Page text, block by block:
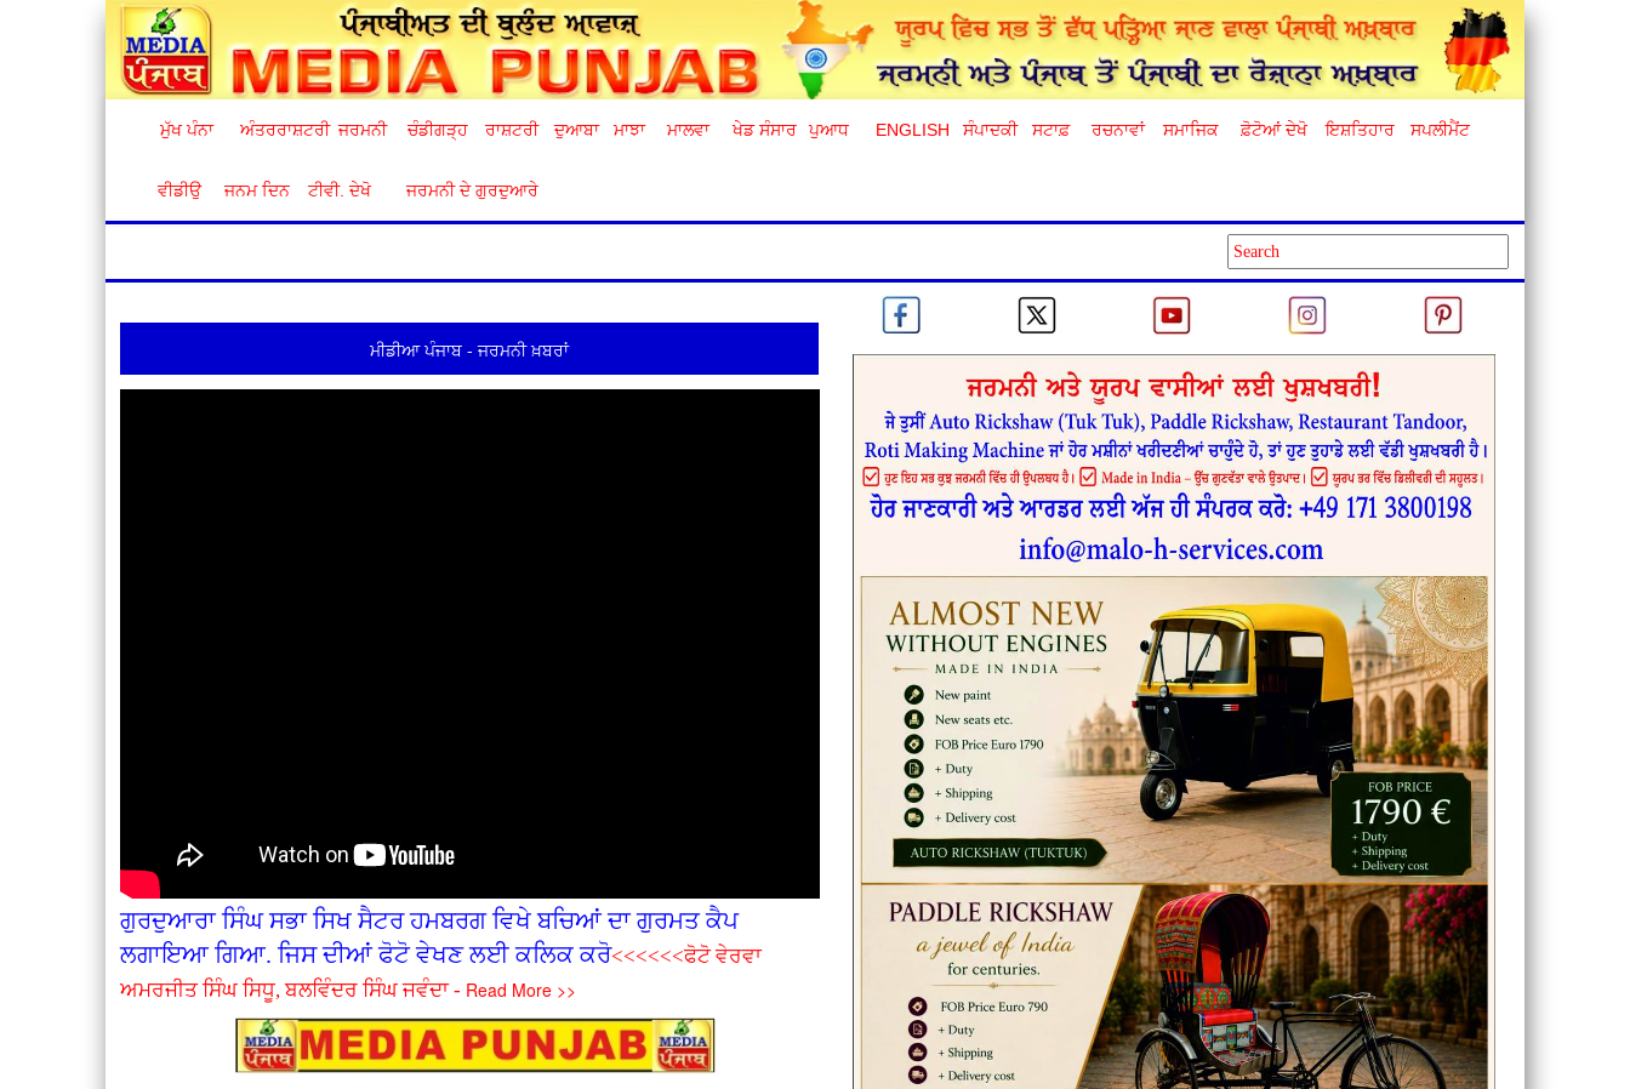
ਮੁੱਖ ਪੰਨਾ ਅੰਤਰਰਾਸ਼ਟਰੀ ਜਰਮਨੀ ਚੰਡੀਗੜ੍ਹ ਰਾਸ਼ਟਰੀ ਦੁਆਬਾ ਮਾਝਾ ਮਾਲਵਾ ਖੇਡ ਸੰਸਾਰ ਪੁਆਧ ENGLISH ਸੰਪਾਦਕੀ ਸਟਾਫ਼ ਰਚਨਾਵਾਂ ਸਮਾਜਿਕ ਫ਼ੋਟੋਆਂ ਦੇਖੋ ਇਸ਼ਤਿਹਾਰ ਸਪਲੀਮੈਂਟ
ਵੀਡੀਉ ਜਨਮ ਦਿਨ ਟੀਵੀ. ਦੇਖੋ ਜਰਮਨੀ ਦੇ ਗੁਰਦੁਆਰੇ
ਮੀਡੀਆ ਪੰਜਾਬ - ਜਰਮਨੀ ਖ਼ਬਰਾਂ
ਗੁਰਦੁਆਰਾ ਸਿੰਘ ਸਭਾ ਸਿਖ ਸੈਟਰ ਹਮਬਰਗ ਵਿਖੇ ਬਚ‌ਿਆਂ ਦਾ ਗੁਰਮਤ ਕੈਪ
ਲਗਾਇਆ ਗਿਆ. ਜਿਸ ਦੀਆਂ ਫੋਟੋ ਵੇਖਣ ਲਈ ਕਲਿਕ ਕਰੋ<<<<<<ਫੋਟੋ ਵੇਰਵਾ
ਅਮਰਜੀਤ ਸਿੰਘ ਸਿਧੂ, ਬਲਵਿੰਦਰ ਸਿੰਘ ਜਵੰਦਾ - Read More >>